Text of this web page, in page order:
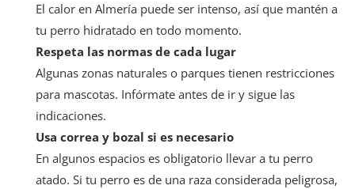
El calor en Almería puede ser intenso, así que mantén a
tu perro hidratado en todo momento.
Respeta las normas de cada lugar
Algunas zonas naturales o parques tienen restricciones
para mascotas. Infórmate antes de ir y sigue las
indicaciones.
Usa correa y bozal si es necesario
En algunos espacios es obligatorio llevar a tu perro
atado. Si tu perro es de una raza considerada peligrosa,